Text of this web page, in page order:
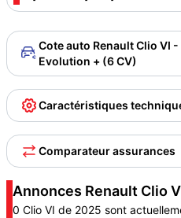
Cote auto Renault Clio VI
Evolution + (6 CV)
Caractéristiques
Comparateur assurances
Annonces Renault Clio
0 Clio VI de 2025 sont